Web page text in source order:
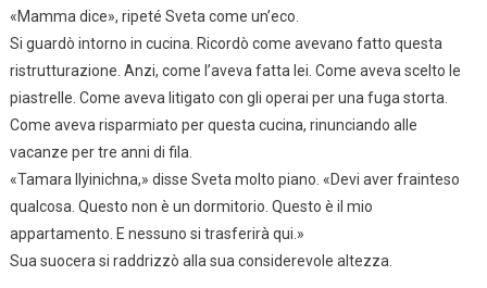
«Mamma dice», ripeté Sveta come un’eco.
Si guardò intorno in cucina. Ricordò come avevano fatto questa
ristrutturazione. Anzi, come l’aveva fatta lei. Come aveva scelto le
piastrelle. Come aveva litigato con gli operai per una fuga storta.
Come aveva risparmiato per questa cucina, rinunciando alle
vacanze per tre anni di fila.
«Tamara Ilyinichna,» disse Sveta molto piano. «Devi aver frainteso
qualcosa. Questo non è un dormitorio. Questo è il mio
appartamento. E nessuno si trasferirà qui.»
Sua suocera si raddrizzò alla sua considerevole altezza.